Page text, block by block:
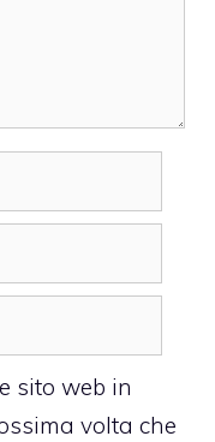
sito web in
volta che